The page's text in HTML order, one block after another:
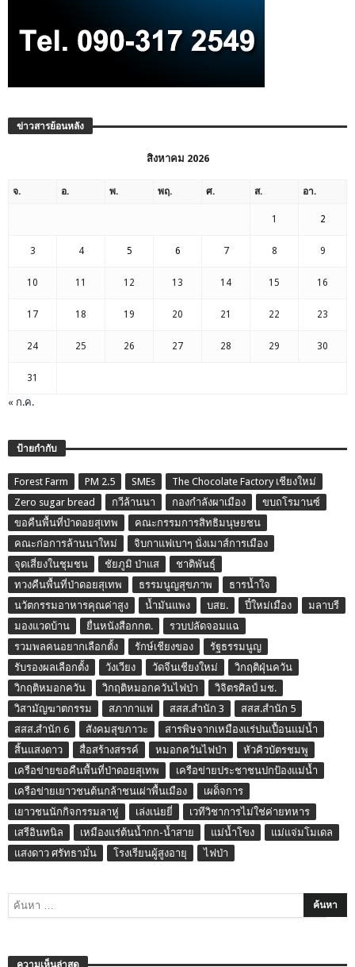
ข่าวสารย้อนหลัง
สิงหาคม 2026
จ. อ. พ. พฤ. ศ. ส. อา.
1 2
3 4 5 6 7 8 9
10 11 12 13 14 15 16
17 18 19 20 21 22 23
24 25 26 27 28 29 30
31
« ก.ค.
ป้ายกำกับ
Forest Farm PM 2.5 SMEs
The Chocolate Factory เชียงใหม่
Zero sugar bread
กวีล้านนา กองกำลังผาเมือง
ขบถโรมานซ์
ขอคืนพื้นที่ป่าดอยสุเทพ
คณะกรรมการสิทธิมนุษยชน
คณะก่อการล้านนาใหม่
จิบกาแฟเบาๆ นั่งเมาส์การเมือง
จุดเสี่ยงในชุมชน
ชัยภูมิ ป่าแส
ชาติพันธุ์
ทวงคืนพื้นที่ป่าดอยสุเทพ
ธรรมนูญสุขภาพ
ธารน้ำใจ
นวัตกรรมอาหารคุณค่าสูง
น้ำมันแพง บสย. ปี๋ใหม่เมือง
มลาบรี
มองแวดบ้าน
ยื่นหนังสือกกต.
รวบปลัดจอมแฉ
รวมพลคนอยากเลือกตั้ง
รักษ์เชียงของ
รัฐธรรมนูญ
รับรองผลเลือกตั้ง
วังเวียง วัดจีนเชียงใหม่
วิกฤติฝุ่นควัน
วิกฤติหมอกควัน
วิกฤติหมอกควันไฟป่า
วิจิตรศิลป์ มช.
วิสามัญฆาตกรรม
สภากาแฟ สสส.สำนัก 3
สสส.สำนัก 5
สสส.สำนัก 6
สังคมสุขภาวะ
สารพิษจากเหมืองแร่ปนเปื้อนแม่น้ำ
สิ้นแสงดาว
สื่อสร้างสรรค์ หมอกควันไฟป่า
หัวคิวบัตรชมพู
เครือข่ายขอคืนพื้นที่ป่าดอยสุเทพ
เครือข่ายประชาชนปกป้องแม่น้ำ
เครือข่ายเยาวชนต้นกล้าชนเผ่าพื้นเมือง
เผด็จการ
เยาวชนนักกิจกรรมลาหู่
เล่งเน่ยยี่
เวทีวิชาการไม่ใช่ค่ายทหาร
เสรีอินทนิล
เหมืองแร่ต้นน้ำกก-น้ำสาย แม่น้ำโขง
แม่แจ่มโมเดล
แสงดาว ศรัทธามั่น
โรงเรียนผู้สูงอายุ ไฟป่า